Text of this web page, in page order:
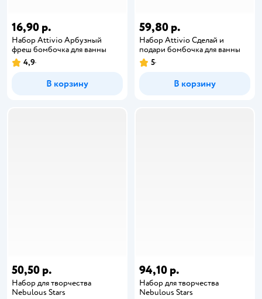
16,90 р.
Набор Attivio Арбузный
фреш бомбочка для ванны
4,9
В корзину
59,80 р.
Набор Attivio Сделай и
подари бомбочка для ванны
5
В корзину
50,50 р.
Набор для творчества
Nebulous Stars
94,10 р.
Набор для творчества
Nebulous Stars